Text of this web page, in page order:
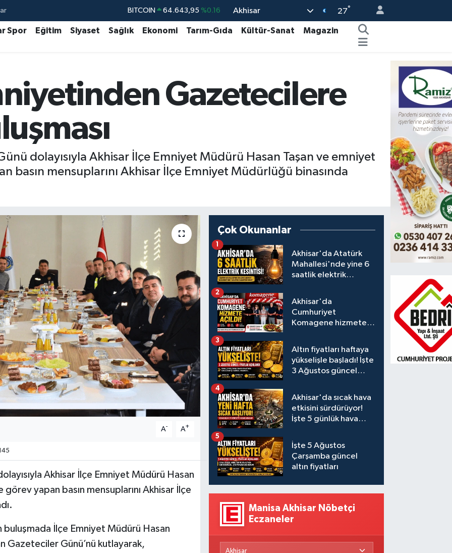
DOLAR 47,6006 %0.06
EURO 55,0250 %0.02
BİST100 13.799
BITCOIN 64.643,95 %0.16
Akhisar 27°
Spor Eğitim Siyaset Sağlık Ekonomi Tarım-Gıda Kültür-Sanat
Magazin
Gazetecilere
dolayısıyla Akhisar İlçe Emniyet Müdürü Hasan Taşan ve emniyet
basın mensuplarını Akhisar İlçe Emniyet Müdürlüğü binasında
A- A+
145
Akhisar İlçe Emniyet Müdürü Hasan
yapan basın mensuplarını Akhisar İlçe
İlçe Emniyet Müdürü Hasan
Gazeteciler Günü’nü kutlayarak,
Çok Okunanlar
Akhisar'da Atatürk
Mahallesi'nde yine 6
saatlik elektrik
1
Akhisar'da
Cumhuriyet
Komagene hizmete
2
Altın fiyatları haftaya
yükselişle başladı! İşte
3 Ağustos güncel
3
Akhisar'da sıcak hava
etkisini sürdürüyor!
İşte 5 günlük hava
4
İşte 5 Ağustos
Çarşamba güncel
altın fiyatları
5
Manisa Akhisar Nöbetçi
Eczaneler